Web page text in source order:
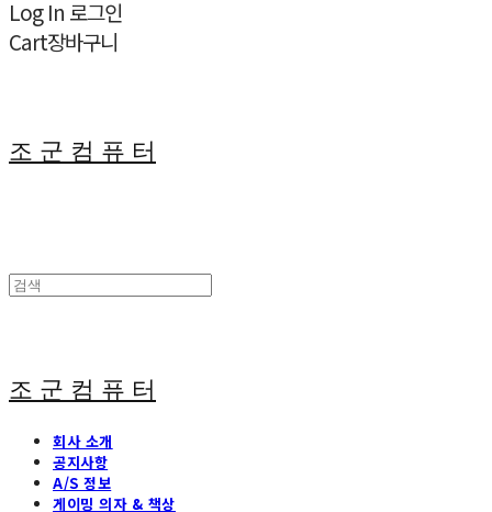
Log In 로그인
Cart장바구니
조 군 컴 퓨 터
조 군 컴 퓨 터
회사 소개
공지사항
A/S 정보
게이밍 의자 & 책상